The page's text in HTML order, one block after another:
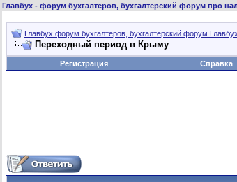
Главбух - форум бухгалтеров, бухгалтерский форум про
Главбух форум бухгалтеров, бухгалтерский форум
Переходный период в Крыму
Регистрация
Справка